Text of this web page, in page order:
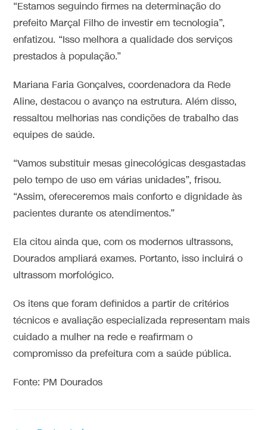
“Estamos seguindo firmes na determinação do
prefeito Marçal Filho de investir em tecnologia”,
enfatizou. “Isso melhora a qualidade dos serviços
prestados à população.”
Mariana Faria Gonçalves, coordenadora da Rede
Aline, destacou o avanço na estrutura. Além disso,
ressaltou melhorias nas condições de trabalho das
equipes de saúde.
“Vamos substituir mesas ginecológicas desgastadas
pelo tempo de uso em várias unidades”, frisou.
“Assim, ofereceremos mais conforto e dignidade às
pacientes durante os atendimentos.”
Ela citou ainda que, com os modernos ultrassons,
Dourados ampliará exames. Portanto, isso incluirá o
ultrassom morfológico.
Os itens que foram definidos a partir de critérios
técnicos e avaliação especializada representam mais
cuidado a mulher na rede e reafirmam o
compromisso da prefeitura com a saúde pública.
Fonte: PM Dourados